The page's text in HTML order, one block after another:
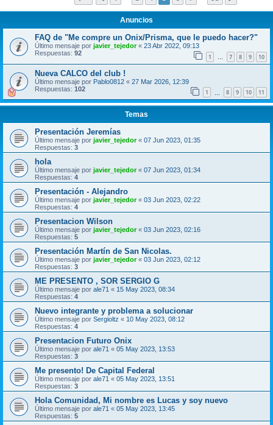
Anuncios
FAQ de "Me compre un Onix/Prisma, que le puedo hacer?"
Último mensaje por javier_tejedor« 23 Abr 2022, 09:13
Respuestas: 92 1 … 7 8 9 10
Nueva CALCO del club !
Último mensaje por Pablo0812 « 27 Mar 2026, 12:39
Respuestas: 102 1 8 9 10 11
Temas
Presentación Jeremías
Último mensaje por javier_tejedor« 07 Jun 2023, 01:35
Respuestas: 3
hola
Último mensaje por javier_tejedor« 07 Jun 2023, 01:34
Respuestas: 4
Presentación - Alejandro
Último mensaje por javier_tejedor« 03 Jun 2023, 02:22
Respuestas: 4
Presentacion Wilson
Último mensaje por javier_tejedor« 03 Jun 2023, 02:16
Respuestas: 5
Presentación Martín de San Nicolas.
Último mensaje por javier_tejedor« 03 Jun 2023, 02:12
Respuestas: 3
ME PRESENTO , SOR SERGIO G
Último mensaje por ale71 « 15 May 2023, 08:34
Respuestas: 4
Nuevo integrante y problema a solucionar
Último mensaje por Sergioltz « 10 May 2023, 08:12
Respuestas: 4
Presentacion Futuro Onix
Último mensaje por ale71 « 05 May 2023, 13:53
Respuestas: 3
Me presento! De Capital Federal
Último mensaje por ale71 « 05 May 2023, 13:51
Respuestas: 3
Hola Comunidad, Mi nombre es Lucas y soy nuevo
Último mensaje por ale71 « 05 May 2023, 13:45
Respuestas: 5